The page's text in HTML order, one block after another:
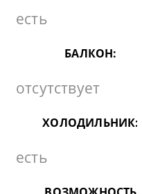
есть
БАЛКОН:
отсутствует
ХОЛОДИЛЬНИК:
есть